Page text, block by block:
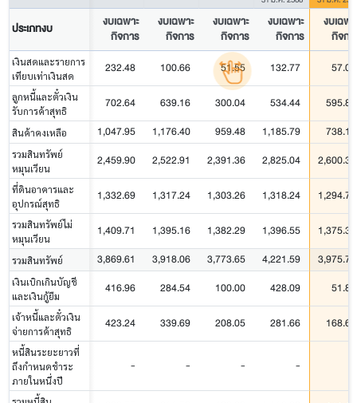
ประเภทงบ
งบเฉพาะ
กิจการ
งบเฉพาะ
กิจการ
งบเฉพาะ
กิจการ
งบเฉพาะ
กิจการ
งบเฉพา
กิจกา
เงินสดและรายการ
เทียบเท่าเงินสด
232.48 100.66 51.55 132.77 57.07
ลูกหนี้และตั๋วเงิน
รับการค้าสุทธิ
702.64 639.16 300.04 534.44 595.89
สินค้าคงเหลือ 1,047.95 1,176.40 959.48 1,185.79 738.14
รวมสินทรัพย์
หมุนเวียน
2,459.90 2,522.91 2,391.36 2,825.04 2,600.36
ที่ดินอาคารและ
อุปกรณ์สุทธิ
1,332.69 1,317.24 1,303.26 1,318.24 1,294.79
รวมสินทรัพย์ไม่
หมุนเวียน
1,409.71 1,395.16 1,382.29 1,396.55 1,375.36
รวมสินทรัพย์ 3,869.61 3,918.06 3,773.65 4,221.59 3,975.72
เงินเบิกเกินบัญชี
และเงินกู้ยืม
416.96 284.54 100.00 428.09 51.89
เจ้าหนี้และตั๋วเงิน
จ่ายการค้าสุทธิ
423.24 339.69 208.05 281.66 168.63
หนี้สินระยะยาวที่
ถึงกำหนดชำระ
ภายในหนึ่งปี
- - - -